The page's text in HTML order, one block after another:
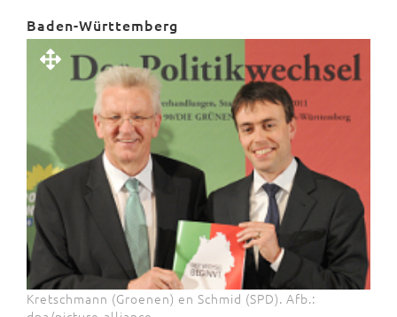
Baden-Württemberg
Kretschmann (Groenen) en Schmid (SPD). Afb.: